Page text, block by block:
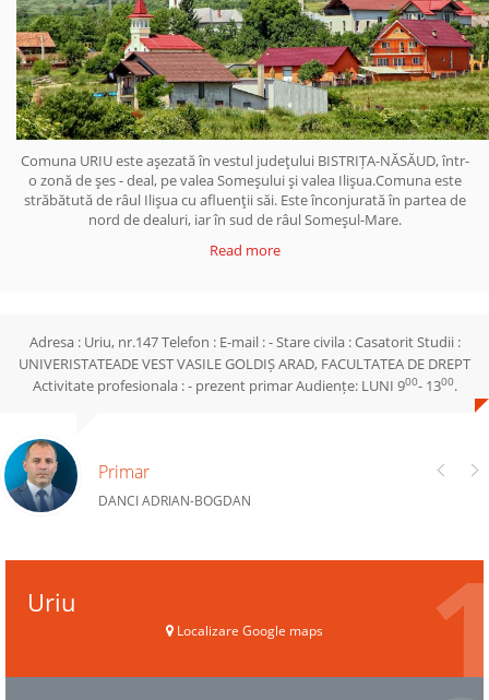
Comuna URIU este aşezată în vestul judeţului BISTRIȚA-NĂSĂUD, într-
o zonă de şes - deal, pe valea Someşului şi valea Ilişua.Comuna este
străbătută de râul Ilişua cu afluenţii săi. Este înconjurată în partea de
nord de dealuri, iar în sud de râul Someşul-Mare.
Read more
Adresa : Uriu, nr.147 Telefon : E-mail : - Stare civila : Casatorit Studii :
UNIVERISTATEADE VEST VASILE GOLDIȘ ARAD, FACULTATEA DE DREPT
Activitate profesionala : - prezent primar Audiențe: LUNI 900- 1300.
Primar
DANCI ADRIAN-BOGDAN
Uriu
Localizare Google maps